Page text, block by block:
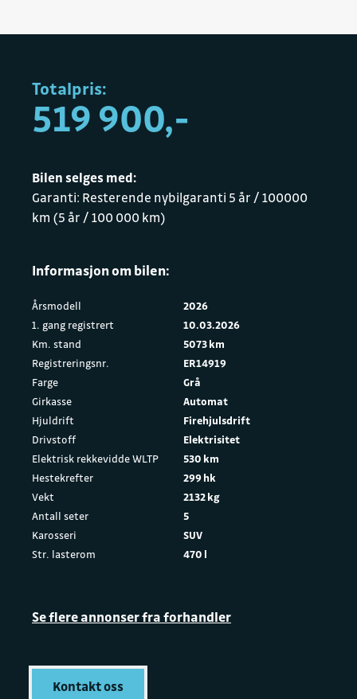
Totalpris:
519 900,-
Bilen selges med:
Garanti: Resterende nybilgaranti 5 år / 100000
km (5 år / 100 000 km)
Informasjon om bilen:
Årsmodell
2026
1. gang registrert
10.03.2026
Km. stand
5073 km
Registreringsnr.
ER14919
Farge
Grå
Girkasse
Automat
Hjuldrift
Firehjulsdrift
Drivstoff
Elektrisitet
Elektrisk rekkevidde WLTP
530 km
Hestekrefter
299 hk
Vekt
2132 kg
Antall seter
5
Karosseri
SUV
Str. lasterom
470 l
Se flere annonser fra forhandler
Kontakt oss